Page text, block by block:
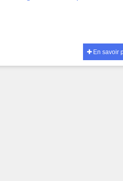
En savoir